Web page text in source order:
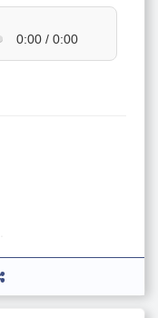
0:00 / 0:00